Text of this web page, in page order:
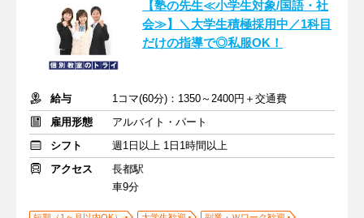
【塾の先生≪小学生対象/国語・社
会≫】＼大学生積極採用中／1科目
だけの指導で◎私服OK！
給与
1コマ(60分)：1350～2400円＋交通費
雇用形態
アルバイト・パート
シフト
週1日以上 1日1時間以上
アクセス
長都駅
車9分